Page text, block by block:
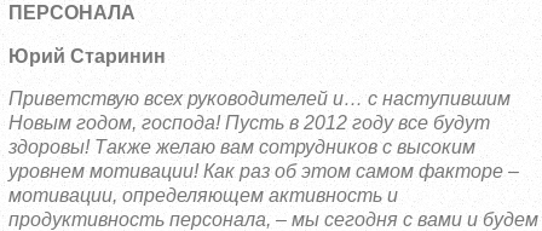
ПЕРСОНАЛА
Юрий Старинин
Приветствую всех руководителей и… с наступившим
Новым годом, господа! Пусть в 2012 году все будут
здоровы! Также желаю вам сотрудников с высоким
уровнем мотивации! Как раз об этом самом факторе –
мотивации, определяющем активность и
продуктивность персонала, – мы сегодня с вами и будем